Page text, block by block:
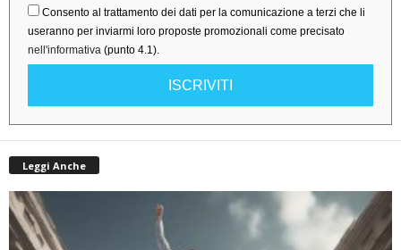
Consento al trattamento dei dati per la comunicazione a terzi che li
useranno per inviarmi loro proposte promozionali come precisato
nell'informativa (punto 4.1).
ISCRIVITI
Leggi Anche